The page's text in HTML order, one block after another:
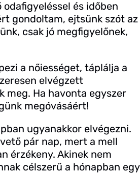
és időben
gondoltam, ejtsünk szót az
csak jó megfigyelőnek,
a nőiességet, táplálja a
elvégzett
meg. Ha havonta egyszer
megóvásáért!
ugyanakkor elvégezni.
pár nap, mert a mell
érzékeny. Akinek nem
célszerű a hónapban egy